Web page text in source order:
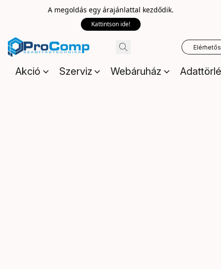
A megoldás egy árajánlattal kezdődik.
Kattintson ide!
Akció Szerviz Webáruház